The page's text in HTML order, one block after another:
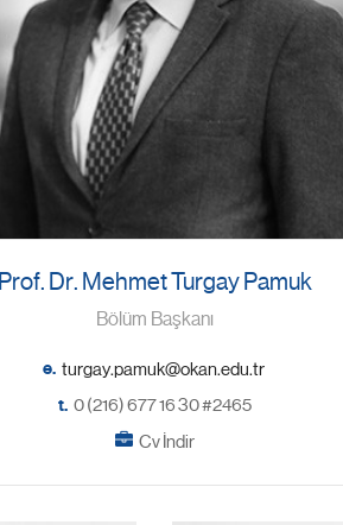
Prof. Dr. Mehmet Turgay Pamuk
Bölüm Başkanı
e.
t. 0 (216) 677 16 30 #2465
Cv İndir